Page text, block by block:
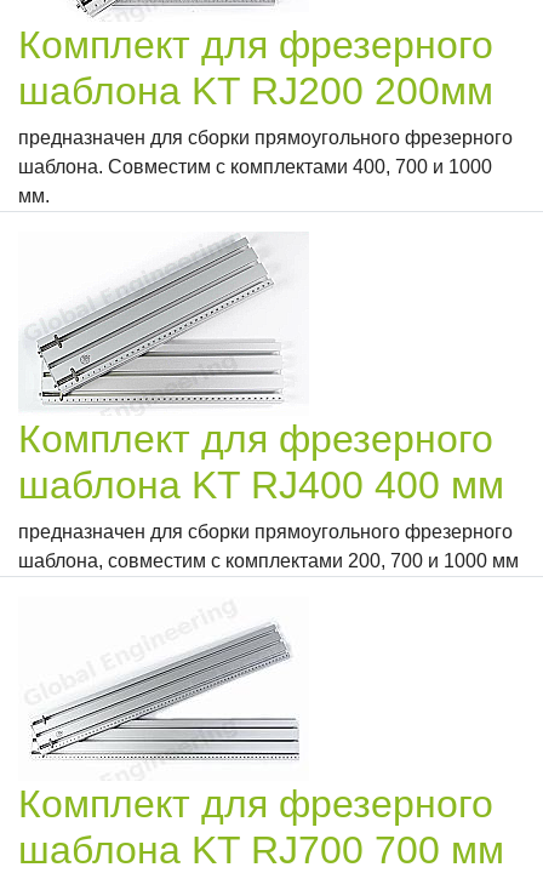
Комплект для фрезерного
шаблона KT RJ200 200мм
предназначен для сборки прямоугольного фрезерного
шаблона. Совместим с комплектами 400, 700 и 1000
мм.
Комплект для фрезерного
шаблона KT RJ400 400 мм
предназначен для сборки прямоугольного фрезерного
шаблона, совместим с комплектами 200, 700 и 1000 мм
Комплект для фрезерного
шаблона KT RJ700 700 мм